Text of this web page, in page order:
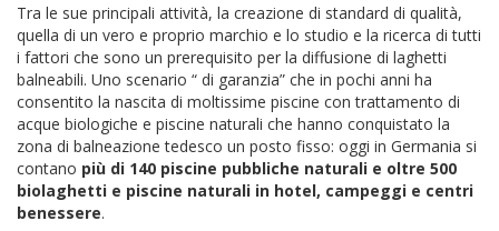
Tra le sue principali attività, la creazione di standard di qualità,
quella di un vero e proprio marchio e lo studio e la ricerca di tutti
i fattori che sono un prerequisito per la diffusione di laghetti
balneabili. Uno scenario “ di garanzia” che in pochi anni ha
consentito la nascita di moltissime piscine con trattamento di
acque biologiche e piscine naturali che hanno conquistato la
zona di balneazione tedesco un posto fisso: oggi in Germania si
contano più di 140 piscine pubbliche naturali e oltre 500
biolaghetti e piscine naturali in hotel, campeggi e centri
benessere.